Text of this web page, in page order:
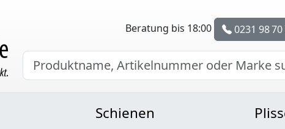
Beratung bis 18:00 0231 98 70
Schienen